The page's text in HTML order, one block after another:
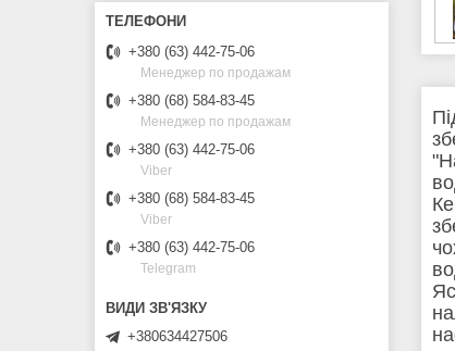
+380 (63) 442-75-06
Менеджер по продажам
+380 (68) 584-83-45
Менеджер по продажам
+380 (63) 442-75-06
Viber
+380 (68) 584-83-45
Viber
+380 (63) 442-75-06
Telegram
+380634427506